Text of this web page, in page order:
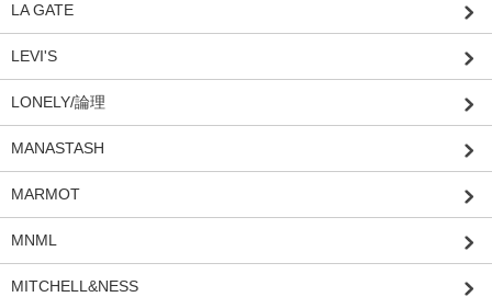
LA GATE
LEVI'S
LONELY/論理
MANASTASH
MARMOT
MNML
MITCHELL&NESS